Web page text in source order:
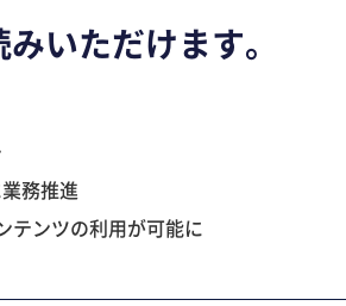
いただけます。
務推進
テンツの利用が可能に